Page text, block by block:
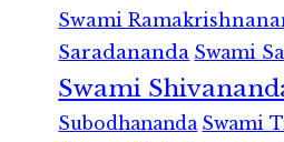
Swami
Saradananda Swami
Swami
Subodhananda Swami